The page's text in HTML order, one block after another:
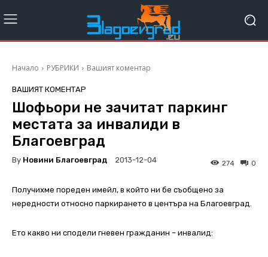
Начало РУБРИКИ Вашият коментар
ВАШИЯТ КОМЕНТАР
Шофьори не зачитат паркинг
местата за инвалиди в
Благоевград
By Новини Благоевград 2013-12-04 0
274
Получихме пореден имейл, в който ни бе съобщено за
нередности относно паркирането в центъра на Благоевград.
Ето какво ни сподели гневен гражданин – инвалид: